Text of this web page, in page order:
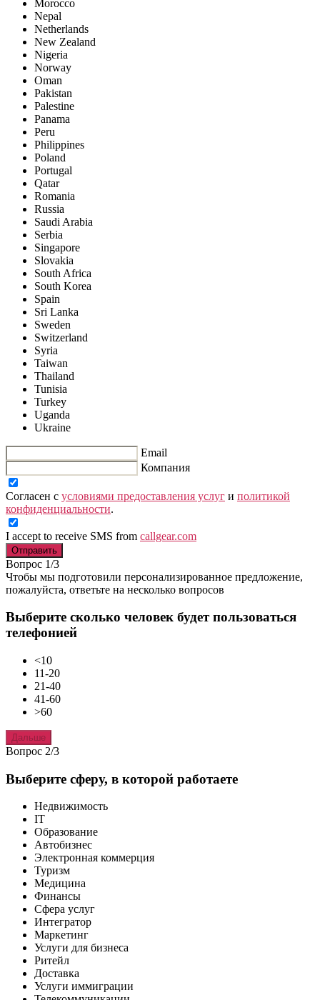
Morocco
Nepal
Netherlands
New Zealand
Nigeria
Norway
Oman
Pakistan
Palestine
Panama
Peru
Philippines
Poland
Portugal
Qatar
Romania
Russia
Saudi Arabia
Serbia
Singapore
Slovakia
South Africa
South Korea
Spain
Sri Lanka
Sweden
Switzerland
Syria
Taiwan
Thailand
Tunisia
Turkey
Uganda
Ukraine
Email
Компания
Согласен с условиями предоставления услуг и политикой
конфиденциальности.
I accept to receive SMS from callgear.com
Отправить
Вопрос 1/3
Чтобы мы подготовили персонализированное предложение,
пожалуйста, ответьте на несколько вопросов
Выберите сколько человек будет пользоваться
телефонией
<10
11-20
21-40
41-60
>60
Дальше
Вопрос 2/3
Выберите сферу, в которой работаете
Недвижимость
IT
Образование
Автобизнес
Электронная коммерция
Туризм
Медицина
Финансы
Сфера услуг
Интегратор
Маркетинг
Услуги для бизнеса
Ритейл
Доставка
Услуги иммиграции